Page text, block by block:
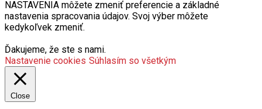
NASTAVENIA môžete zmeniť preferencie a základné
nastavenia spracovania údajov. Svoj výber môžete
kedykoľvek zmeniť.
Ďakujeme, že ste s nami.
Nastavenie cookies Súhlasím so všetkým
Close